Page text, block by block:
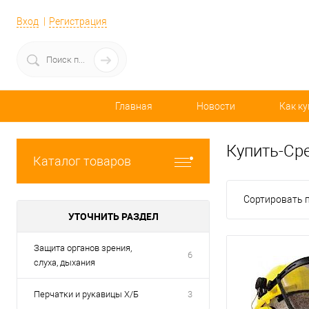
Вход Регистрация
Главная Новости Как
Каталог товаров
УТОЧНИТЬ РАЗДЕЛ
Защита органов зрения,
слуха, дыхания
6
Перчатки и рукавицы Х/Б 3
Купить-
Сортировать